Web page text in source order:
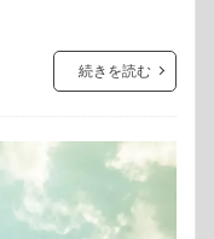
続きを読む